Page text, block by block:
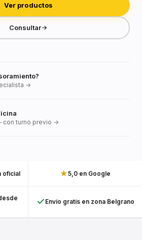
Ver productos
Consultar
→
con turno previo →
oficial ★5,0 en Google
Envío gratis en zona Belgrano